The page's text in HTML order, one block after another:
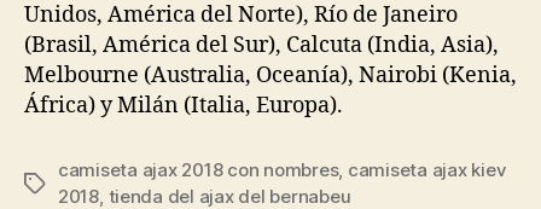
Unidos, América del Norte), Río de Janeiro
(Brasil, América del Sur), Calcuta (India, Asia),
Melbourne (Australia, Oceanía), Nairobi (Kenia,
África) y Milán (Italia, Europa).
Etiquetas
camiseta ajax 2018 con nombres, camiseta ajax kiev
2018, tienda del ajax del bernabeu